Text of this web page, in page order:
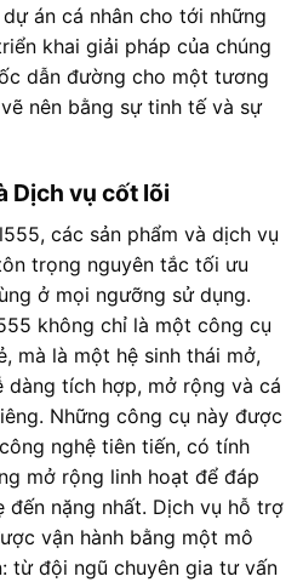
án cá nhân cho tới những
khai giải pháp của chúng
dẫn đường cho một tương
nên bằng sự tinh tế và sự
Dịch vụ cốt lõi
các sản phẩm và dịch vụ
trọng nguyên tắc tối ưu
ở mọi ngưỡng sử dụng.
không chỉ là một công cụ
mà là một hệ sinh thái mở,
tích hợp, mở rộng và cá
Những công cụ này được
nghệ tiên tiến, có tính
mở rộng linh hoạt để đáp
đến nặng nhất. Dịch vụ hỗ trợ
vận hành bằng một mô
từ đội ngũ chuyên gia tư vấn